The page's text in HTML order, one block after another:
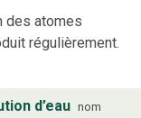
des atomes
régulièrement.
d’eau nom